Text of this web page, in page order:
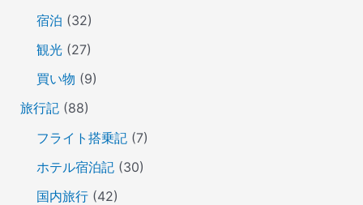
宿泊 (32)
観光(27)
買い物 (9)
旅行記(88)
フライト搭乗記(7)
ホテル宿泊記(30)
国内旅行(42)